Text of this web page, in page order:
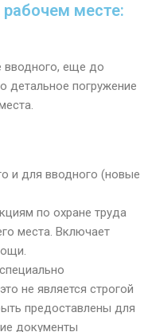
месте:
вводного, еще до
детальное погружение
и для вводного (новые
по охране труда
места. Включает
не является строгой
предоставлены для
документы